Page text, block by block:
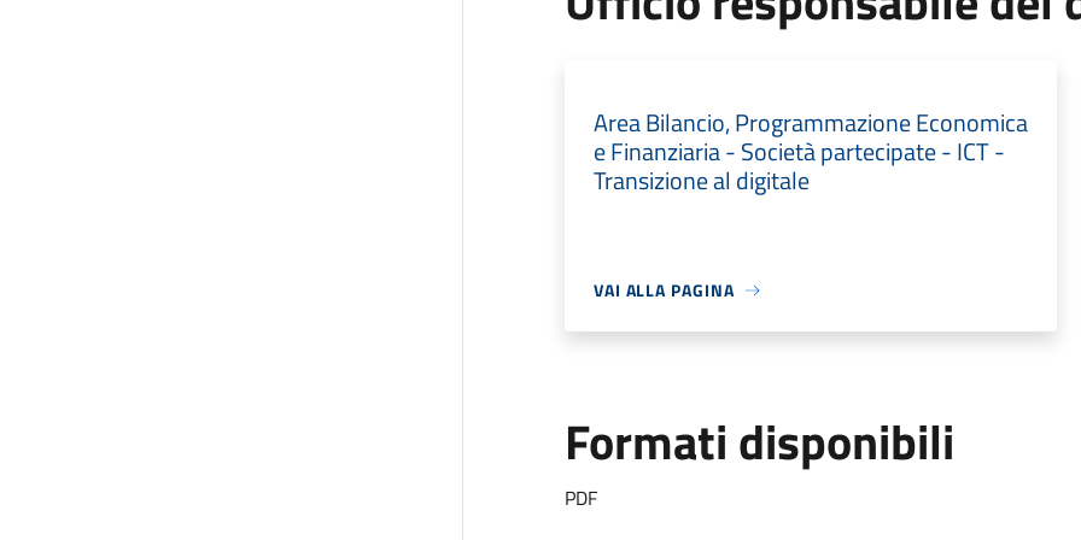
Area Bilancio, Programmazione Economica
e Finanziaria - Società partecipate - ICT -
Transizione al digitale
VAI ALLA PAGINA
Formati disponibili
PDF